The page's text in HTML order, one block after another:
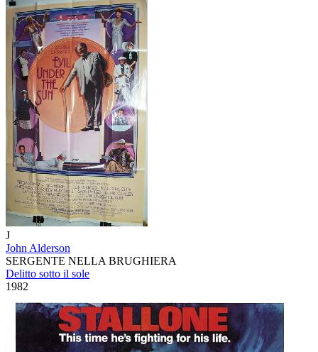
J
John Alderson
SERGENTE NELLA BRUGHIERA
Delitto sotto il sole
1982